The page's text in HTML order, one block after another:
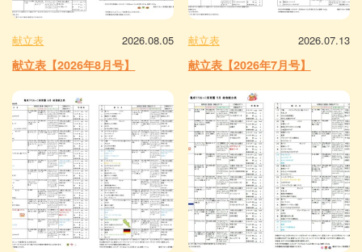
献立表 2026.08.05
献立表【2026年8月号】
献立表 2026.07.13
献立表【2026年7月号】